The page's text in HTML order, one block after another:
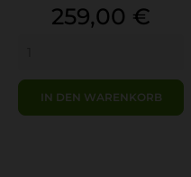
Preis
259,00 €
IN DEN WARENKORB